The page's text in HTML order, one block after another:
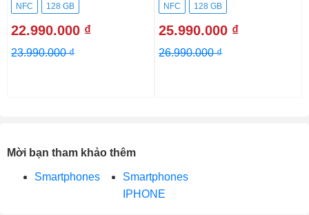
NFC 128 GB
22.990.000 ₫
23.990.000 ₫
NFC 128 GB
25.990.000 ₫
26.990.000 ₫
Mời bạn tham khảo thêm
Smartphones
Smartphones
IPHONE